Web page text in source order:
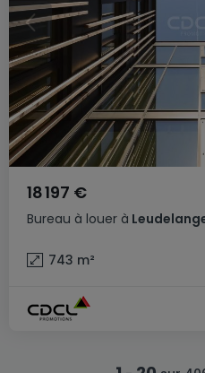
Bureau à louer à
18 197 €
743 m²